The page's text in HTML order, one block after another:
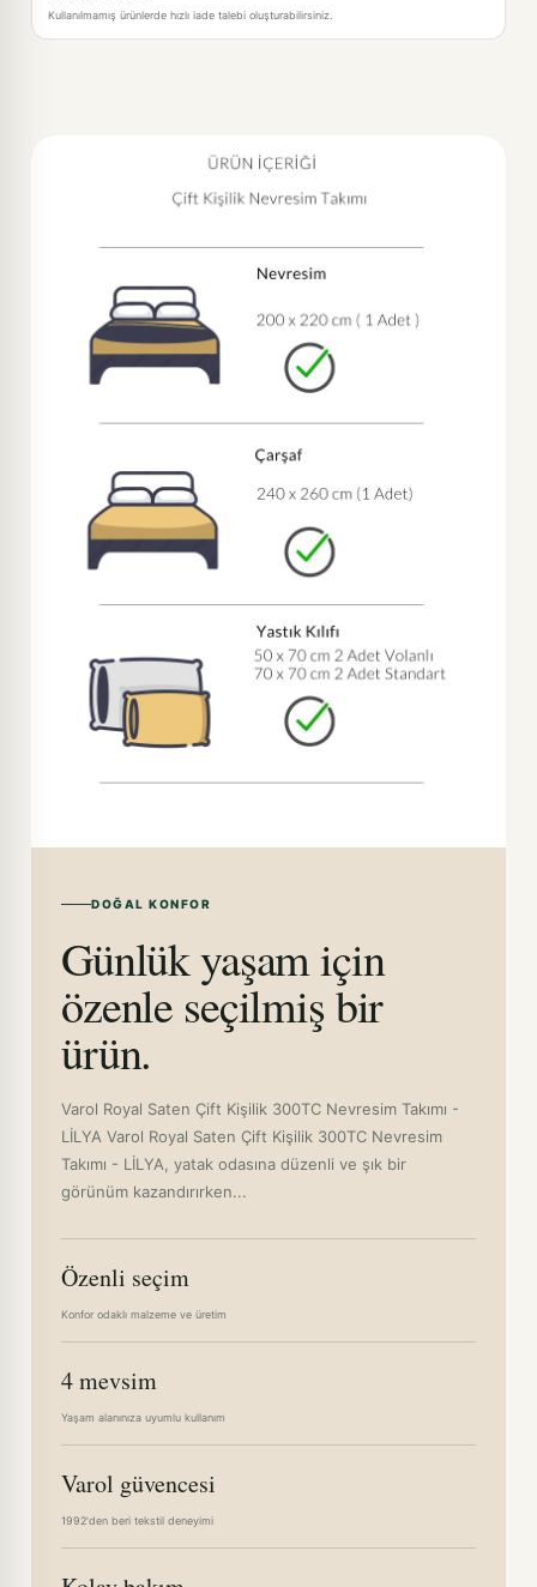
Kullanılmamış ürünlerde hızlı iade talebi oluşturabilirsiniz.
DOĞAL KONFOR
Günlük yaşam için
özenle seçilmiş bir
ürün.
Varol Royal Saten Çift Kişilik 300TC Nevresim Takımı -
LİLYA Varol Royal Saten Çift Kişilik 300TC Nevresim
Takımı - LİLYA, yatak odasına düzenli ve şık bir
görünüm kazandırırken...
Özenli seçim
Konfor odaklı malzeme ve üretim
4 mevsim
Yaşam alanınıza uyumlu kullanım
Varol güvencesi
1992'den beri tekstil deneyimi